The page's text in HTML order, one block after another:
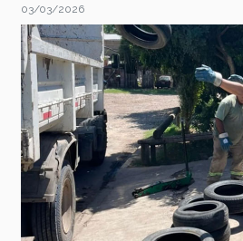
03/03/2026